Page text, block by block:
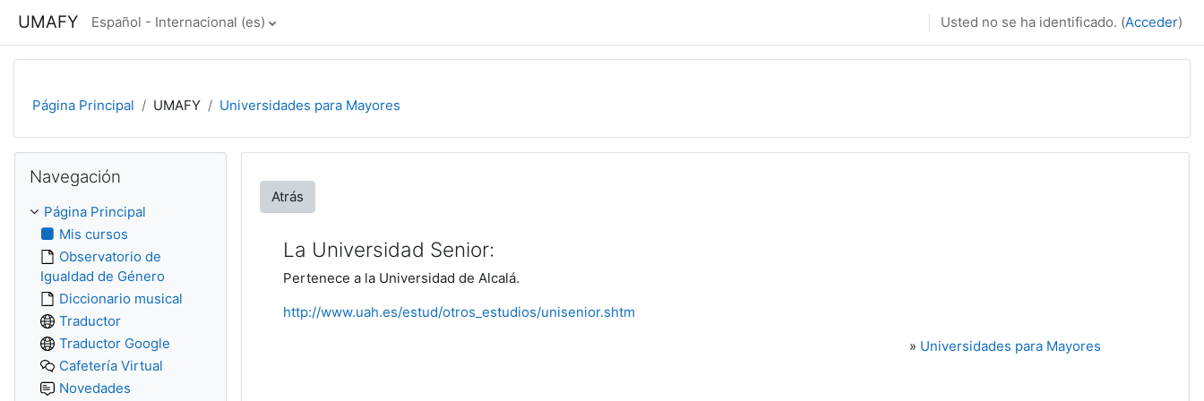
UMAFY Español - Internacional ‎(es)‎ Usted no se ha identificado. (Acceder)
Página Principal UMAFY Universidades para Mayores
Atrás
La Universidad Senior:
Pertenece a la Universidad de Alcalá.
http://www.uah.es/estud/otros_estudios/unisenior.shtm
» Universidades para Mayores
Navegación
Página Principal
Mis cursos
Observatorio de
Igualdad de Género
Diccionario musical
Traductor
Traductor Google
Cafetería Virtual
Novedades